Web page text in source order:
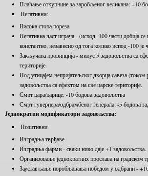
Плаћање откупнине за заробљеног великана: +10
Негативни:
Висока стопа пореза
Негативна част играча - (испод -100 части добија
константно, независно од тога колико испод -100 је
Закључана провинција - минус 5 задовољства са
територије.
Под утицајем непријатељског дворца савеза
задовољства са ефектом на све царске територије.
Смрт цара/царице: -10 бодова задовољства
Смрт гувернера/одбрамбеног генерала: -5 бодова
Једнократни модификатори задовољства:
Позитивни
Изградња тврђаве
Изградња фарми - сваки ниво даје +1 задовољства.
Организовање једнократних прослава на градском
Заустављање поробљавања победом у одбрани -